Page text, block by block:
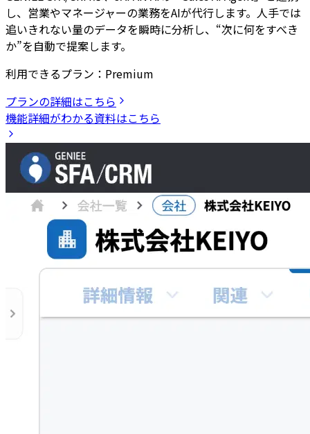
し、営業やマネージャーの業務をAIが代行します。人手では
追いきれない量のデータを瞬時に分析し、“次に何をすべき
か”を自動で提案します。
利用できるプラン： Premium
プランの詳細はこちら
機能詳細がわかる資料はこちら